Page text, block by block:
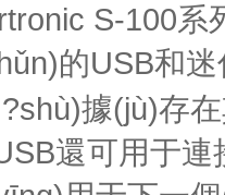
S-100系列
的USB和迷
據(jù)存在
USB還可用